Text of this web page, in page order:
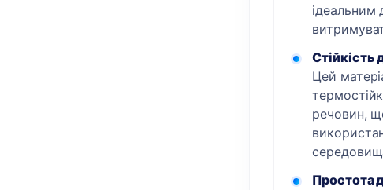
ідеальним
Стійкість
Цей
речовин,
Простота